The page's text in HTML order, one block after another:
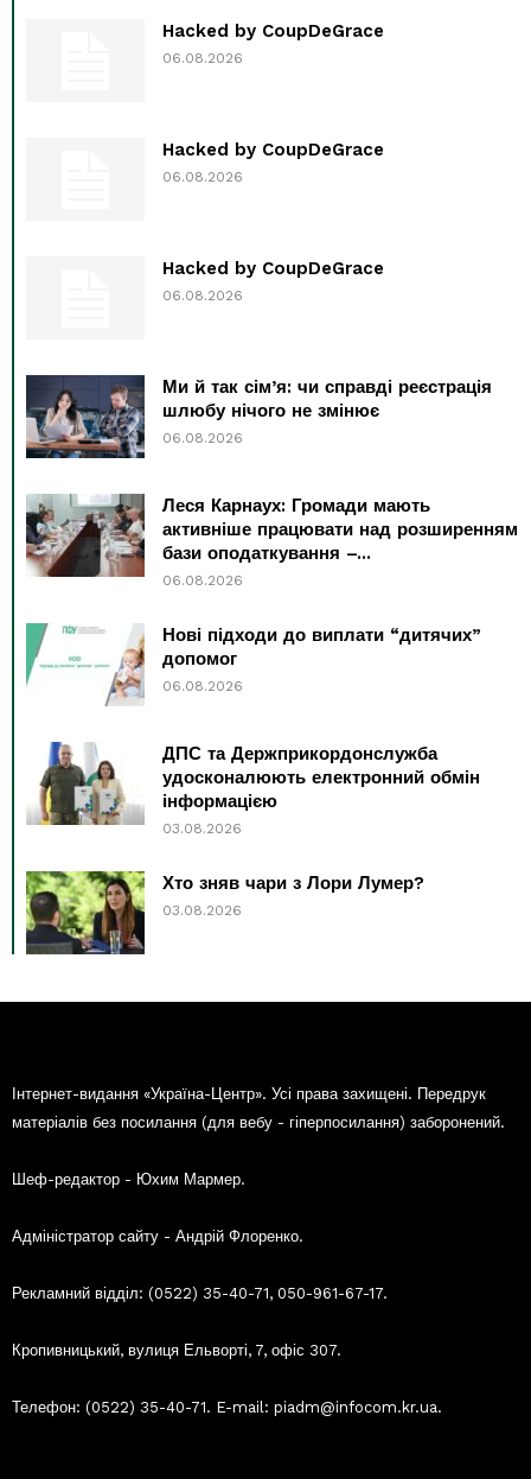
Hacked by CoupDeGrace
06.08.2026
Hacked by CoupDeGrace
06.08.2026
Hacked by CoupDeGrace
06.08.2026
Ми й так сім’я: чи справді реєстрація
шлюбу нічого не змінює
06.08.2026
Леся Карнаух: Громади мають
активніше працювати над розширенням
бази оподаткування –...
06.08.2026
Нові підходи до виплати “дитячих”
допомог
06.08.2026
ДПС та Держприкордонслужба
удосконалюють електронний обмін
інформацією
03.08.2026
Хто зняв чари з Лори Лумер?
03.08.2026
Інтернет-видання «Україна-Центр». Усі права захищені. Передрук
матеріалів без посилання (для вебу - гіперпосилання) заборонений.
Шеф-редактор - Юхим Мармер.
Адміністратор сайту - Андрій Флоренко.
Рекламний відділ: (0522) 35-40-71, 050-961-67-17.
Кропивницький, вулиця Ельворті, 7, офіс 307.
Телефон: (0522) 35-40-71. E-mail: piadm@infocom.kr.ua.